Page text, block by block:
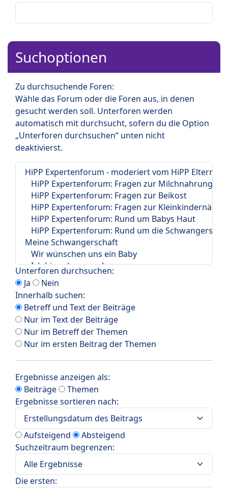
Suchoptionen
Zu durchsuchende Foren:
Wähle das Forum oder die Foren aus, in denen
gesucht werden soll. Unterforen werden
automatisch mit durchsucht, sofern du die Option
„Unterforen durchsuchen“ unten nicht
deaktivierst.
Unterforen durchsuchen:
Ja
Nein
Innerhalb suchen:
Betreff und Text der Beiträge
Nur im Text der Beiträge
Nur im Betreff der Themen
Nur im ersten Beitrag der Themen
Ergebnisse anzeigen als:
Beiträge
Themen
Ergebnisse sortieren nach:
Aufsteigend
Absteigend
Suchzeitraum begrenzen:
Die ersten: